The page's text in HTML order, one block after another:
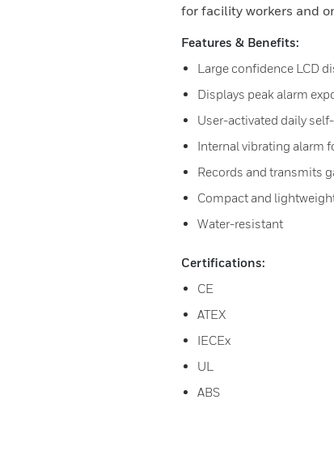
for facility workers and
Features & Benefits:
Large confidence LCD
Displays peak alarm
User-activated daily
Internal vibrating alarm
Records and transmits
Compact and
Water-resistant
Certifications:
CE
ATEX
IECEx
UL
ABS